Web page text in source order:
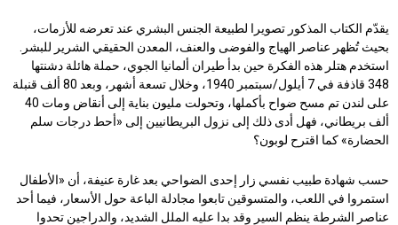
يقدّم الكتاب المذكور تصويرا لطبيعة الجنس البشري عند تعرضه للأزمات،
بحيث تُظهر عناصر الهياج والفوضى والعنف، المعدن الحقيقي الشرير للبشر.
استخدم هتلر هذه الفكرة حين بدأ طيران ألمانيا الجوي، حملة هائلة دشنتها
348 قاذفة في 7 أيلول/سبتمبر 1940، وخلال تسعة أشهر، وبعد 80 ألف قنبلة
على لندن تم مسح ضواح بأكملها، وتحولت مليون بناية إلى أنقاض ومات 40
ألف بريطاني، فهل أدى ذلك إلى نزول البريطانيين إلى «أحط درجات سلم
الحضارة» كما اقترح لوبون؟
حسب شهادة طبيب نفسي زار إحدى الضواحي بعد غارة عنيفة، أن «الأطفال
استمروا في اللعب، والمتسوقين تابعوا مجادلة الباعة حول الأسعار، فيما أحد
عناصر الشرطة ينظم السير وقد بدا عليه الملل الشديد، والدراجين تحدوا